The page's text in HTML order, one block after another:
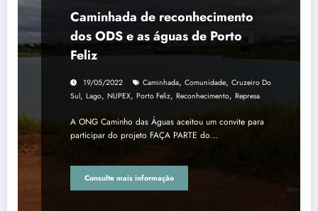
Caminhada de reconhecimento
dos ODS e as águas de Porto
Feliz
19/05/2022 Caminhada, Comunidade, Cruzeiro Do
Sul, Lago, NUPEX, Porto Feliz, Reconhecimento, Represa
A ONG Caminho das Águas aceitou um convite para
participar do projeto FAÇA PARTE do…
Consulte mais informação